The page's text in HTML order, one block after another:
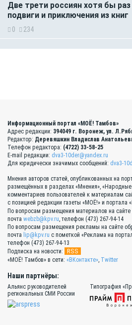
Две трети россиян хотя бы
подвиги и приключения из книг
0 234
Информационный портал «МОЁ! Тамбов»
Адрес редакции: 394049 г. Воронеж, ул.
Редактор: Деревяшкин Владислав
Телефон редактора: (4722) 33-58-25
E-mail редакции: dva3-10der@yandex.ru
Для юридически значимых сообщений: dva3-
Мнения авторов статей, опубликованных на
размещённых в разделах «Мнения», «Народные
комментариев пользователей к материалам
с позицией редакции газеты «МОЁ!» и портала
По вопросам размещения материалов на сайте
почта webzb@kpv.ru, телефон (473) 267-94-14
По вопросам размещения рекламы на сайте
почта lip@kpv.ru с пометкой «Реклама на
телефон (473) 267-94-13
Подписка на новости:
RSS
«МОЁ! Тамбов» в сети: «ВКонтакте», Twitter
Наши партнёры:
Альянс руководителей
региональных СМИ России
Типография